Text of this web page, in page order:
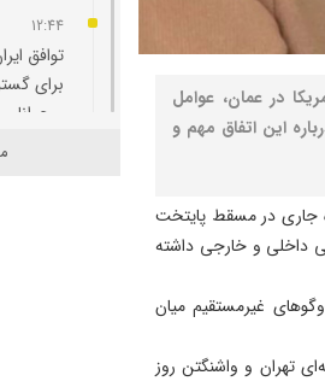
در عمان، عوامل
این اتفاق مهم و
و آمریکا روز شنبه ۲۳ فروردین ماه جاری در مسقط پایتخت
داخلی و خارجی داشته
غیرمستقیم میان
تهران و واشنگتن روز
12:44
توافق
برای
و جوانان